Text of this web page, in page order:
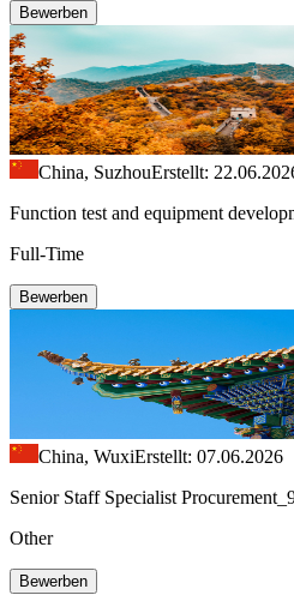
Bewerben
China, SuzhouErstellt:
Function test and equipment
Full-Time
Bewerben
China, WuxiErstellt: 07.06.2026
Senior Staff Specialist
Other
Bewerben